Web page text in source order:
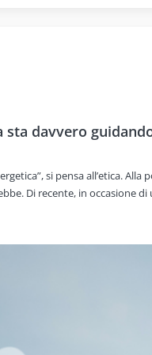
sta davvero
si pensa all’etica.
Di recente, in